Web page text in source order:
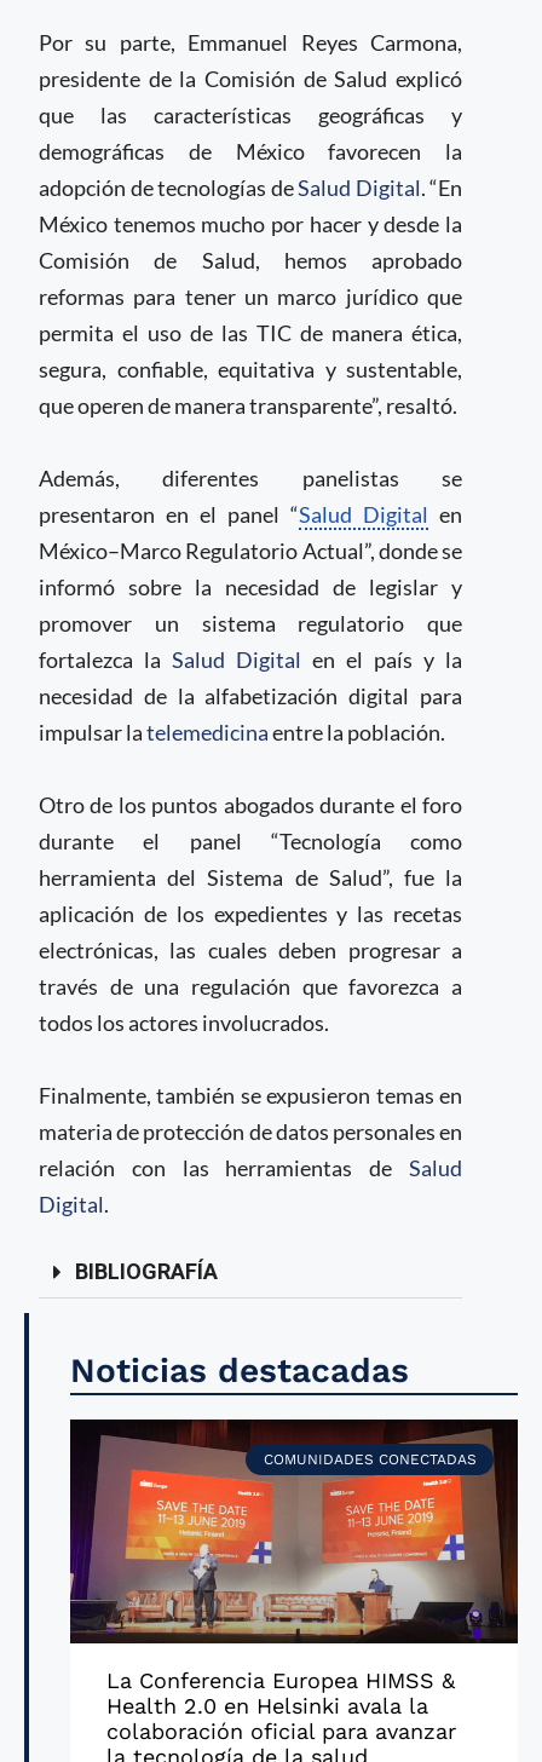
Por su parte, Emmanuel Reyes Carmona,
presidente de la Comisión de Salud explicó
que las características geográficas y
demográficas de México favorecen la
adopción de tecnologías deSalud Digital. “En
México tenemos mucho por hacer y desde la
Comisión de Salud, hemos aprobado
reformas para tener un marco jurídico que
permita el uso de las TIC de manera ética,
segura, confiable, equitativa y sustentable,
que operen de manera transparente”, resaltó.
Además, diferentes panelistas se
presentaron en el panel “Salud Digital en
México–Marco Regulatorio Actual”, donde se
informó sobre la necesidad de legislar y
promover un sistema regulatorio que
fortalezca la Salud Digital en el país y la
necesidad de la alfabetización digital para
impulsar latelemedicinaentre la población.
Otro de los puntos abogados durante el foro
durante el panel “Tecnología como
herramienta del Sistema de Salud”, fue la
aplicación de los expedientes y las recetas
electrónicas, las cuales deben progresar a
través de una regulación que favorezca a
todos los actores involucrados.
Finalmente, también se expusieron temas en
materia de protección de datos personales en
relación con las herramientas de Salud
Digital.
BIBLIOGRAFÍA
Noticias destacadas
COMUNIDADES CONECTADAS
La Conferencia Europea HIMSS &
Health 2.0 en Helsinki avala la
colaboración oficial para avanzar
la tecnología de la salud